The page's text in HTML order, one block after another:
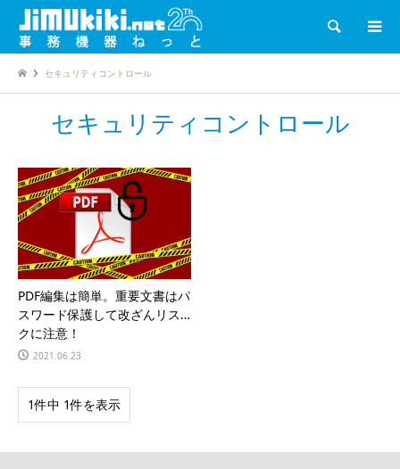
検索
セキュリティコントロール
セキュリティコントロール
PDF編集は簡単。重要文書はパ
スワード保護して改ざんリス
クに注意！
2021.06.23
1件中 1件を表示